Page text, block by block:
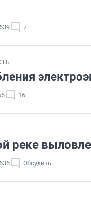
7
16
реке
Обсудить